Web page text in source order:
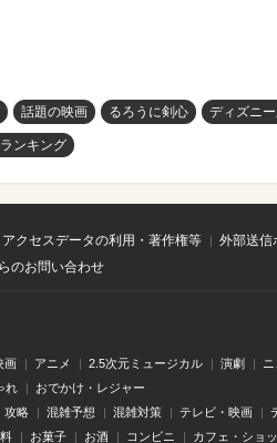
話題の映画 るろうに剣心 ディズニ
ンキング
アクセスデータの利用・著作権等 外部送信
のお問い合わせ
画 アニメ 2.5次元ミュージカル 演劇
れ おでかけ・レジャー
攻略 混雑予想 混雑対策 テレビ・映画
お菓子 お酒 コンビニ カフェ・ショ